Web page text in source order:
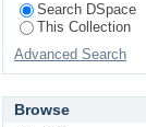
Search DSpace
This Collection
Advanced Search
Browse